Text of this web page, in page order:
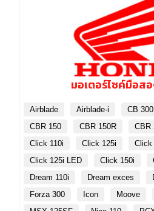
มอเตอร์ไซค์มือส
Airblade Airblade-i CB
CBR 150
CBR 150R CBR
Click 110i
Click 125i
Click
Click 125i LED
Click 150i
Dream 110i
Dream exces
Forza 300
Icon Moove